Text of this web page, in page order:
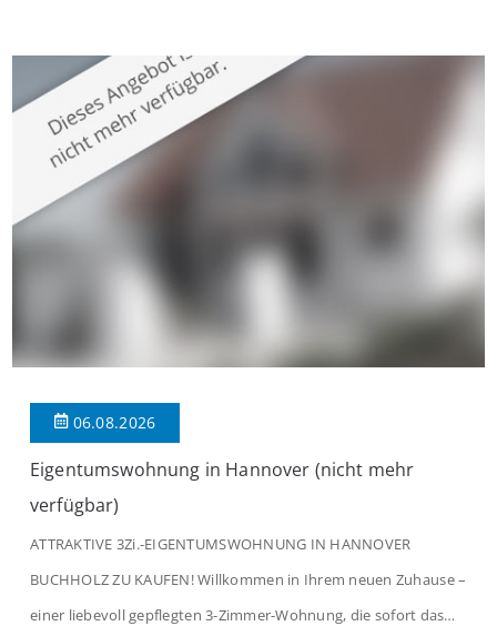
großzügige Räume und eine hochwertige Ausstattung, die
modernen Wohnkomfort mit einem stilvollen Ambiente
verbindet. Der […]
06.08.2026
Eigentumswohnung in Hannover (nicht mehr
verfügbar)
ATTRAKTIVE 3Zi.-EIGENTUMSWOHNUNG IN HANNOVER
BUCHHOLZ ZU KAUFEN! Willkommen in Ihrem neuen Zuhause –
einer liebevoll gepflegten 3-Zimmer-Wohnung, die sofort das